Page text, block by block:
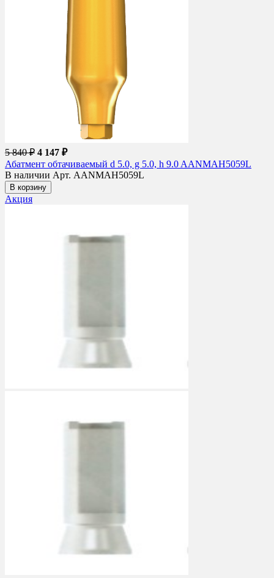
5 840 ₽ 4 147 ₽
Абатмент обтачиваемый d 5.0, g 5.0, h 9.0 AANMAH5059L
В наличии Арт. AANMAH5059L
В корзину
Акция